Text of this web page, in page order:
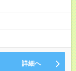
詳細へ